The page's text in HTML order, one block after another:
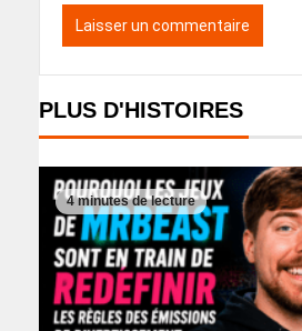
PLUS D'HISTOIRES
4 minutes de lecture